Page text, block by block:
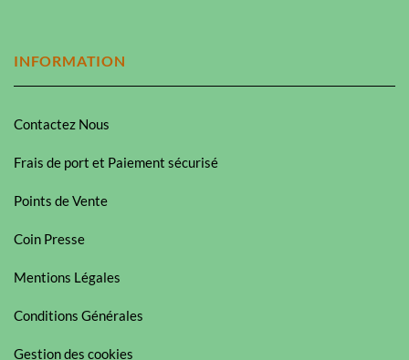
INFORMATION
Contactez Nous
Frais de port et Paiement sécurisé
Points de Vente
Coin Presse
Mentions Légales
Conditions Générales
Gestion des cookies